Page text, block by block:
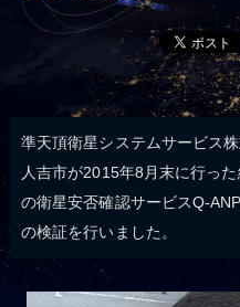
準天頂衛星システムサービス
人吉市が2015年8月末に行っ
の衛星安否確認サービスQ-
の検証を行いました。